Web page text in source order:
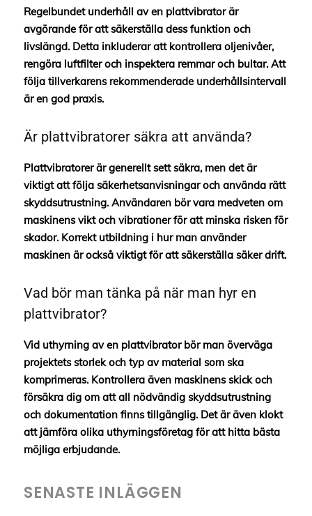
Regelbundet underhåll av en plattvibrator är
avgörande för att säkerställa dess funktion och
livslängd. Detta inkluderar att kontrollera oljenivåer,
rengöra luftfilter och inspektera remmar och bultar. Att
följa tillverkarens rekommenderade underhållsintervall
är en god praxis.
Är plattvibratorer säkra att använda?
Plattvibratorer är generellt sett säkra, men det är
viktigt att följa säkerhetsanvisningar och använda rätt
skyddsutrustning. Användaren bör vara medveten om
maskinens vikt och vibrationer för att minska risken för
skador. Korrekt utbildning i hur man använder
maskinen är också viktigt för att säkerställa säker drift.
Vad bör man tänka på när man hyr en
plattvibrator?
Vid uthyrning av en plattvibrator bör man överväga
projektets storlek och typ av material som ska
komprimeras. Kontrollera även maskinens skick och
försäkra dig om att all nödvändig skyddsutrustning
och dokumentation finns tillgänglig. Det är även klokt
att jämföra olika uthyrningsföretag för att hitta bästa
möjliga erbjudande.
SENASTE INLÄGGEN